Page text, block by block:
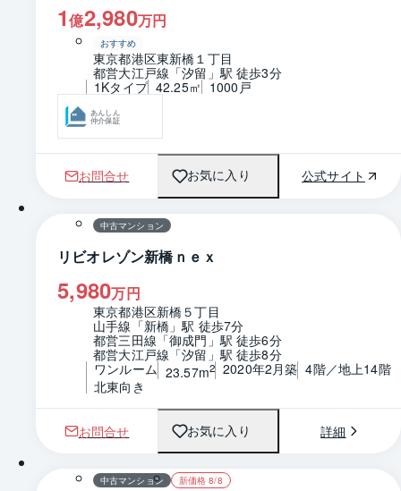
1億2,980万円
おすすめ
東京都港区東新橋１丁目
都営大江戸線「汐留」駅 徒歩3分
1Kタイプ 42.25㎡ 1000戸
あんしん
仲介保証
お問合せ お気に入り 公式サイト
1 / 0 間取り
中古マンション
リビオレゾン新橋ｎｅｘ
5,980万円
東京都港区新橋５丁目
山手線「新橋」駅 徒歩7分
都営三田線「御成門」駅 徒歩6分
都営大江戸線「汐留」駅 徒歩8分
ワンルーム 23.57m2 2020年2月築 4階／地上14階
北東向き
お問合せ お気に入り 詳細
中古マンション 新価格 8/8